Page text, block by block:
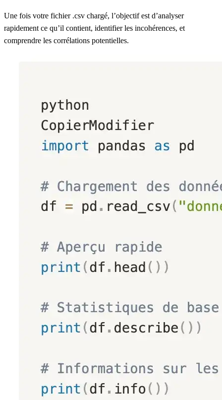
Une fois votre fichier .csv chargé, l’objectif est d’analyser
rapidement ce qu’il contient, identifier les incohérences, et
comprendre les corrélations potentielles.